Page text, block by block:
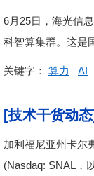
6月25日，海光信
科智算集群。这是
关键字： 算力 AI
[技术干货动态]
年 Steam 夏
加利福尼亚州卡尔
(Nasdaq: SNAL，